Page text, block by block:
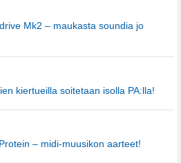
Mk2 – maukasta soundia jo
kiertueilla soitetaan isolla PA:lla!
– midi-muusikon aarteet!